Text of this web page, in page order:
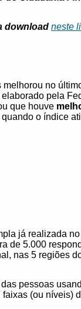
download neste
no
elaborado pela
que houve
o índice
já realizada
de 5.000
nas 5 regiões
pessoas
(ou níveis)